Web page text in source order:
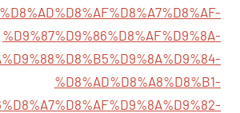
%D8%AD%D8%AF%D8%A7%D8%AF-
%D9%87%D9%86%D8%AF%D9%8A-
%D8%AD%D8%A8%D8%B1-